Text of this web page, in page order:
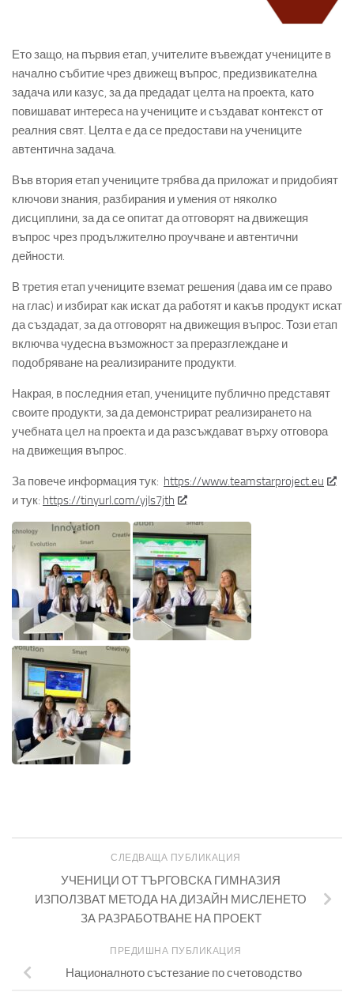
Ето защо, на първия етап, учителите въвеждат учениците в
начално събитие чрез движещ въпрос, предизвикателна
задача или казус, за да предадат целта на проекта, като
повишават интереса на учениците и създават контекст от
реалния свят. Целта е да се предостави на учениците
автентична задача.
Във втория етап учениците трябва да приложат и придобият
ключови знания, разбирания и умения от няколко
дисциплини, за да се опитат да отговорят на движещия
въпрос чрез продължително проучване и автентични
дейности.
В третия етап учениците вземат решения (дава им се право
на глас) и избират как искат да работят и какъв продукт искат
да създадат, за да отговорят на движещия въпрос. Този етап
включва чудесна възможност за преразглеждане и
подобряване на реализираните продукти.
Накрая, в последния етап, учениците публично представят
своите продукти, за да демонстрират реализирането на
учебната цел на проекта и да разсъждават върху отговора
на движещия въпрос.
За повече информация тук: https://www.teamstarproject.eu
и тук: https://tinyurl.com/yjls7jth
СЛЕДВАЩА ПУБЛИКАЦИЯ
УЧЕНИЦИ ОТ ТЪРГОВСКА ГИМНАЗИЯ
ИЗПОЛЗВАТ МЕТОДА НА ДИЗАЙН МИСЛЕНЕТО
ЗА РАЗРАБОТВАНЕ НА ПРОЕКТ
ПРЕДИШНА ПУБЛИКАЦИЯ
Националното състезание по счетоводство